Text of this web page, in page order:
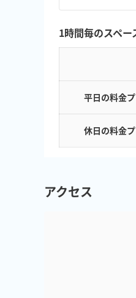
1時間毎のスペー
平日の料金
休日の料金
アクセス